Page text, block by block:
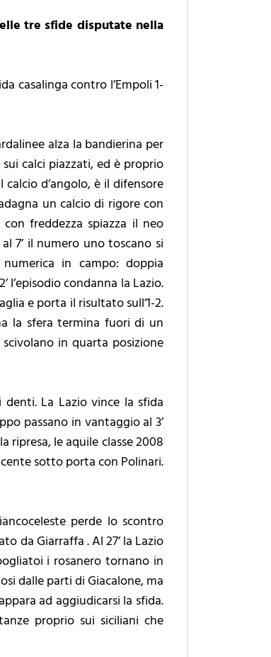
tre sfide disputate nella
casalinga contro l’Empoli 1-
alza la bandierina per
calci piazzati, ed è proprio
d’angolo, è il difensore
un calcio di rigore con
freddezza spiazza il neo
7’ il numero uno toscano si
in campo: doppia
l’episodio condanna la Lazio.
e porta il risultato sull’1-2.
la sfera termina fuori di un
in quarta posizione
La Lazio vince la sfida
passano in vantaggio al 3’
ripresa, le aquile classe 2008
sotto porta con Polinari.
perde lo scontro
da Giarraffa . Al 27’ la Lazio
i rosanero tornano in
dalle parti di Giacalone, ma
ad aggiudicarsi la sfida.
proprio sui siciliani che